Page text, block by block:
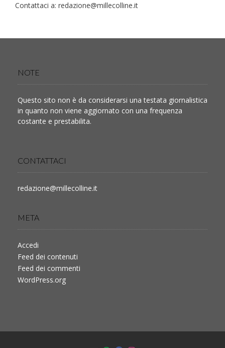
Contattaci a: redazione@millecolline.it
NOTE
Questo sito non è da considerarsi una testata giornalistica
in quanto non viene aggiornato con una frequenza
costante e prestabilita.
CONTATTACI
redazione@millecolline.it
META
Accedi
Feed dei contenuti
Feed dei commenti
WordPress.org